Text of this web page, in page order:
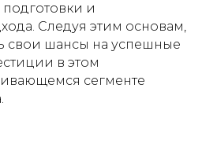
и
Следуя этим основам,
свои шансы на успешные
в этом
сегменте